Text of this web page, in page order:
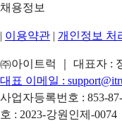
채용정보
| 이용약관 | 개인정보 처
㈜아이트럭 ｜ 대표자 :
대표 이메일 :
사업자등록번호 : 853-87-
호 : 2023-강원인제-0074